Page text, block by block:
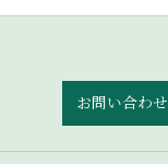
お問い合わ